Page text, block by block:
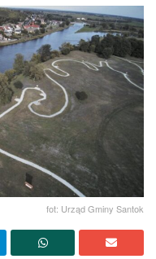
fot: Urząd Gminy Santok